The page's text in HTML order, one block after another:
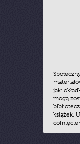
jak:
mogą
książek.